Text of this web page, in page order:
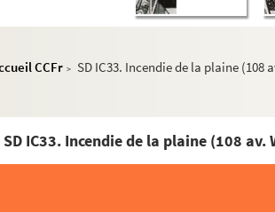
CCFr > SD IC33. Incendie de la plaine (108
SD IC33. Incendie de la plaine (108 av.